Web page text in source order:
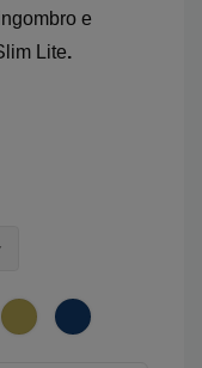
e
Lite.
Senape-
Slim-
Blu-
Slim-